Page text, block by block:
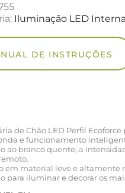
Iluminação LED Interna
DE INSTRUÇÕES
de Chão LED Perfil
e funcionamento
ao branco quente, a
em material leve e altamente
para iluminar e decorar os